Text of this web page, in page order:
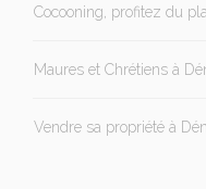
Cocooning, profitez du
Maures et Chrétiens à
Vendre sa propriété à